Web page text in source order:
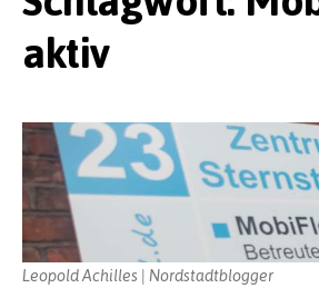
aktiv
Leopold Achilles | Nordstadtblogger